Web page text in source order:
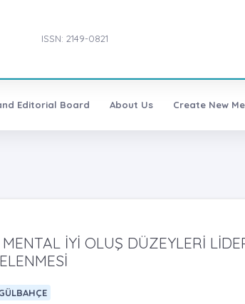
ISSN: 2149-0821
Editorial Board About Us Create New
İYİ OLUŞ DÜZEYLERİ